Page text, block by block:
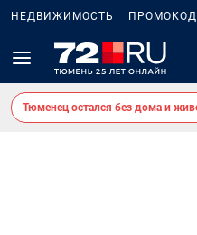
НЕДВИЖИМОСТЬ
Тюменец остался без дома и